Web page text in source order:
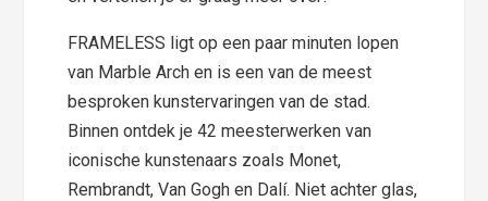
FRAMELESS ligt op een paar minuten lopen
van Marble Arch en is een van de meest
besproken kunstervaringen van de stad.
Binnen ontdek je 42 meesterwerken van
iconische kunstenaars zoals Monet,
Rembrandt, Van Gogh en Dalí. Niet achter glas,